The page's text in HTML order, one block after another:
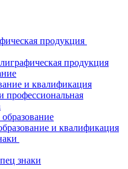
продукция
продукция
и квалификация
профессиональная
и квалификация
знаки